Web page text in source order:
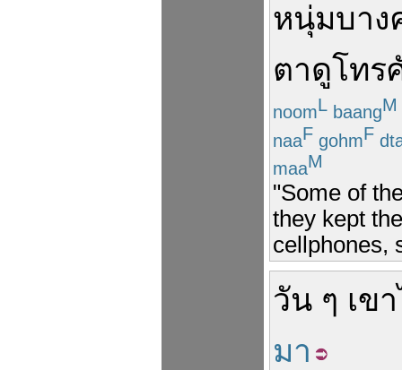
หนุ่มบาง
ตาดูโทร
noomL baangM
naaF gohmF
maaM
"Some of
they kept
cellphones,
วัน ๆ เขา
มา